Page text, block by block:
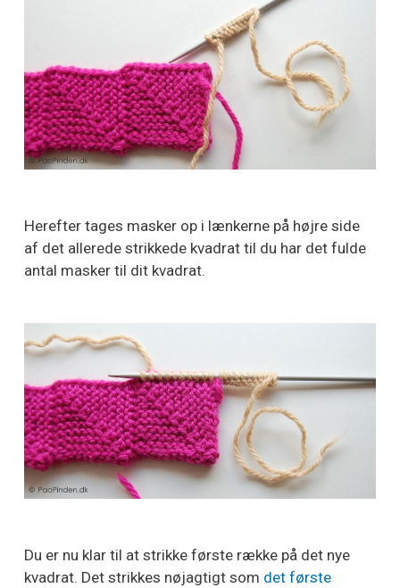
Herefter tages masker op i lænkerne på højre side
af det allerede strikkede kvadrat til du har det fulde
antal masker til dit kvadrat.
Du er nu klar til at strikke første række på det nye
kvadrat. Det strikkes nøjagtigt som det første